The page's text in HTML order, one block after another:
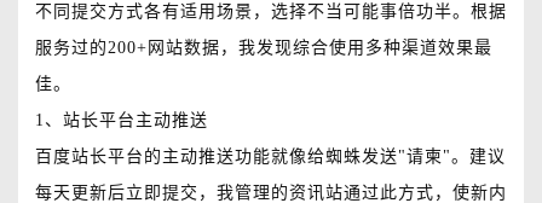
不同提交方式各有适用场景，选择不当可能事倍功半。根据
服务过的200+网站数据，我发现综合使用多种渠道效果最
佳。
1、站长平台主动推送
百度站长平台的主动推送功能就像给蜘蛛发送"请柬"。建议
每天更新后立即提交，我管理的资讯站通过此方式，使新内